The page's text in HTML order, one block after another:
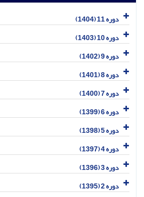
دوره 11 (1404)
دوره 10 (1403)
دوره 9 (1402)
دوره 8 (1401)
دوره 7 (1400)
دوره 6 (1399)
دوره 5 (1398)
دوره 4 (1397)
دوره 3 (1396)
دوره 2 (1395)